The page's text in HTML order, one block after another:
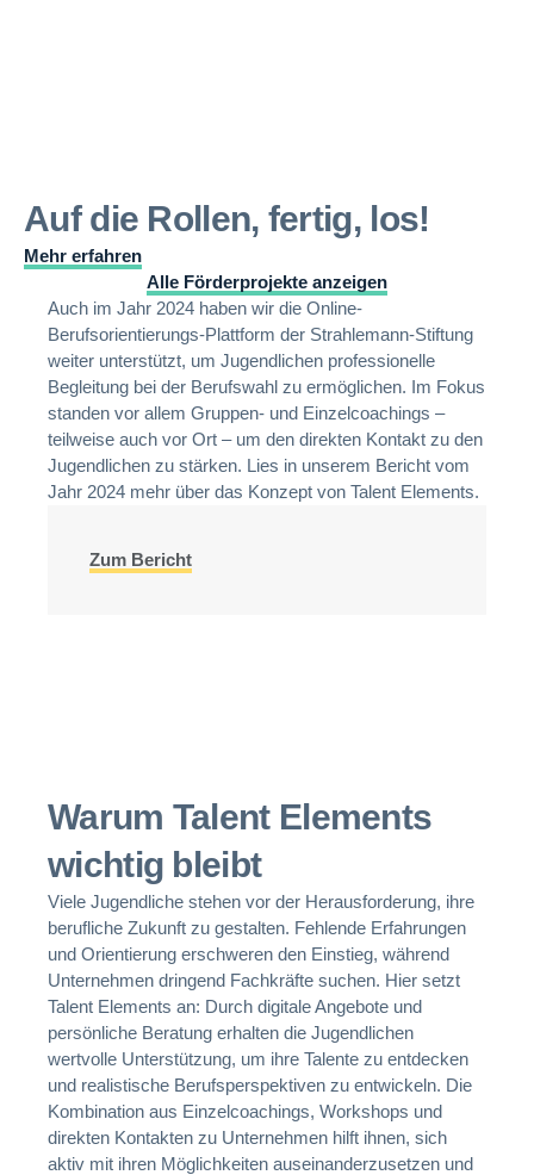
Auf die Rollen, fertig, los!
Mehr erfahren
Alle Förderprojekte anzeigen
Auch im Jahr 2024 haben wir die Online-
Berufsorientierungs-Plattform der Strahlemann-Stiftung
weiter unterstützt, um Jugendlichen professionelle
Begleitung bei der Berufswahl zu ermöglichen. Im Fokus
standen vor allem Gruppen- und Einzelcoachings –
teilweise auch vor Ort – um den direkten Kontakt zu den
Jugendlichen zu stärken. Lies in unserem Bericht vom
Jahr 2024 mehr über das Konzept von Talent Elements.
Zum Bericht
Warum Talent Elements
wichtig bleibt​
Viele Jugendliche stehen vor der Herausforderung, ihre
berufliche Zukunft zu gestalten. Fehlende Erfahrungen
und Orientierung erschweren den Einstieg, während
Unternehmen dringend Fachkräfte suchen. Hier setzt
Talent Elements an: Durch digitale Angebote und
persönliche Beratung erhalten die Jugendlichen
wertvolle Unterstützung, um ihre Talente zu entdecken
und realistische Berufsperspektiven zu entwickeln. Die
Kombination aus Einzelcoachings, Workshops und
direkten Kontakten zu Unternehmen hilft ihnen, sich
aktiv mit ihren Möglichkeiten auseinanderzusetzen und